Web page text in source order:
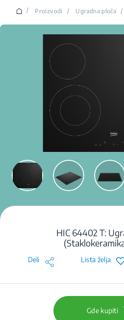
/ Proizvodi / Ugradna ploča /
HIC 64402 T:
Deli Lista želja
Gde kupiti